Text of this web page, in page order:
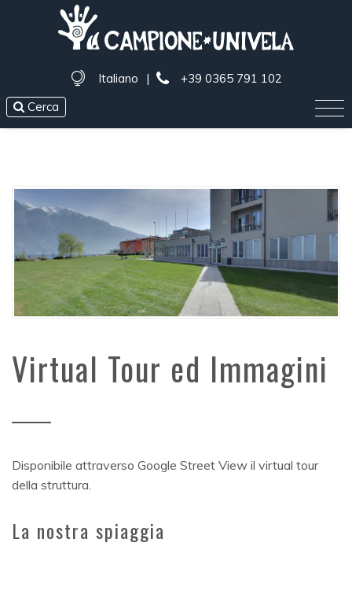
Italiano |
+39 0365 791 102
Cerca
Virtual Tour ed Immagini
Disponibile attraverso Google Street View il virtual tour
della struttura.
La nostra spiaggia